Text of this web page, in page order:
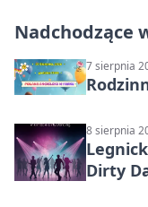
Nadchodzące
7 sierpnia
8 sierpnia
Dirty